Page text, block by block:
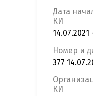
Дата
КИ
Номер и
377
КИ